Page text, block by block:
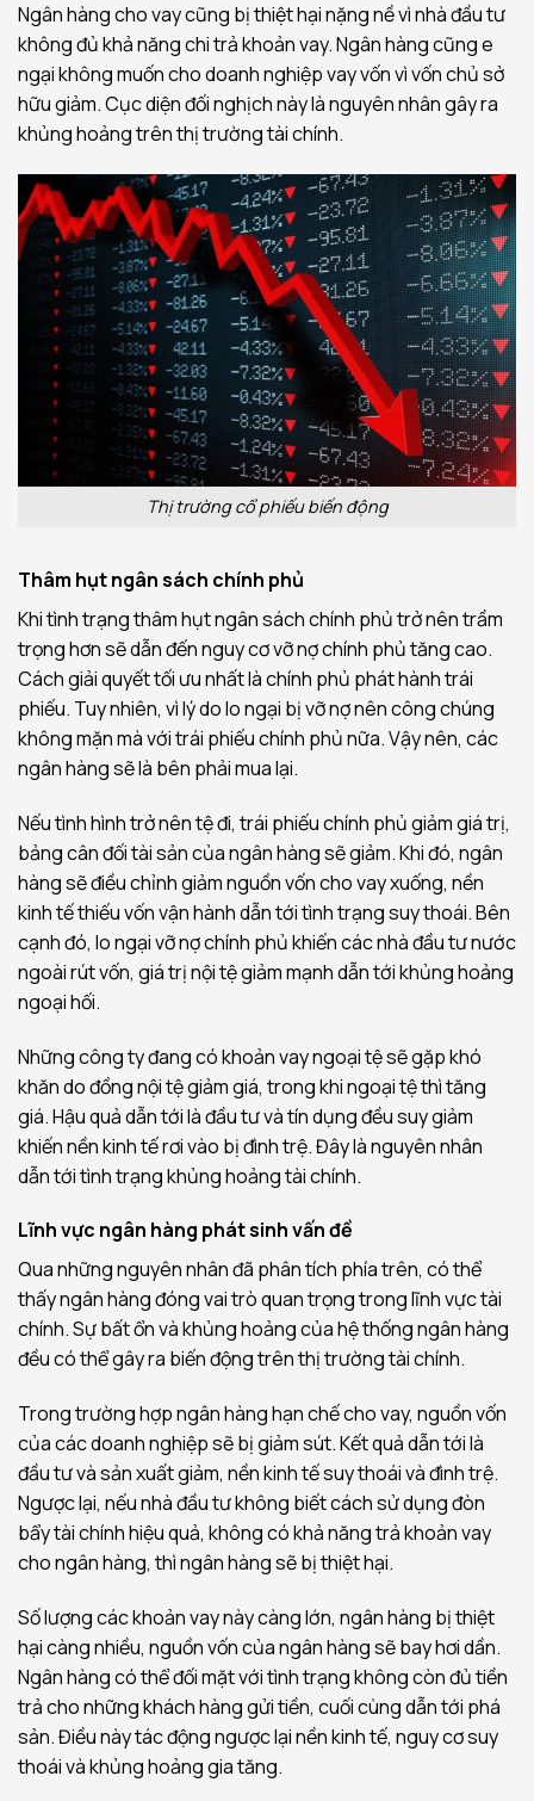
Ngân hàng cho vay cũng bị thiệt hại nặng nề vì nhà đầu tư
không đủ khả năng chi trả khoản vay. Ngân hàng cũng e
ngại không muốn cho doanh nghiệp vay vốn vì vốn chủ sở
hữu giảm. Cục diện đối nghịch này là nguyên nhân gây ra
khủng hoảng trên thị trường tài chính.
Thị trường cổ phiếu biến động
Thâm hụt ngân sách chính phủ
Khi tình trạng thâm hụt ngân sách chính phủ trở nên trầm
trọng hơn sẽ dẫn đến nguy cơ vỡ nợ chính phủ tăng cao.
Cách giải quyết tối ưu nhất là chính phủ phát hành trái
phiếu. Tuy nhiên, vì lý do lo ngại bị vỡ nợ nên công chúng
không mặn mà với trái phiếu chính phủ nữa. Vậy nên, các
ngân hàng sẽ là bên phải mua lại.
Nếu tình hình trở nên tệ đi, trái phiếu chính phủ giảm giá trị,
bảng cân đối tài sản của ngân hàng sẽ giảm. Khi đó, ngân
hàng sẽ điều chỉnh giảm nguồn vốn cho vay xuống, nền
kinh tế thiếu vốn vận hành dẫn tới tình trạng suy thoái. Bên
cạnh đó, lo ngại vỡ nợ chính phủ khiến các nhà đầu tư nước
ngoài rút vốn, giá trị nội tệ giảm mạnh dẫn tới khủng hoảng
ngoại hối.
Những công ty đang có khoản vay ngoại tệ sẽ gặp khó
khăn do đồng nội tệ giảm giá, trong khi ngoại tệ thì tăng
giá. Hậu quả dẫn tới là đầu tư và tín dụng đều suy giảm
khiến nền kinh tế rơi vào bị đình trệ. Đây là nguyên nhân
dẫn tới tình trạng khủng hoảng tài chính.
Lĩnh vực ngân hàng phát sinh vấn đề
Qua những nguyên nhân đã phân tích phía trên, có thể
thấy ngân hàng đóng vai trò quan trọng trong lĩnh vực tài
chính. Sự bất ổn và khủng hoảng của hệ thống ngân hàng
đều có thể gây ra biến động trên thị trường tài chính.
Trong trường hợp ngân hàng hạn chế cho vay, nguồn vốn
của các doanh nghiệp sẽ bị giảm sút. Kết quả dẫn tới là
đầu tư và sản xuất giảm, nền kinh tế suy thoái và đình trệ.
Ngược lại, nếu nhà đầu tư không biết cách sử dụng đòn
bẩy tài chính hiệu quả, không có khả năng trả khoản vay
cho ngân hàng, thì ngân hàng sẽ bị thiệt hại.
Số lượng các khoản vay này càng lớn, ngân hàng bị thiệt
hại càng nhiều, nguồn vốn của ngân hàng sẽ bay hơi dần.
Ngân hàng có thể đối mặt với tình trạng không còn đủ tiền
trả cho những khách hàng gửi tiền, cuối cùng dẫn tới phá
sản. Điều này tác động ngược lại nền kinh tế, nguy cơ suy
thoái và khủng hoảng gia tăng.